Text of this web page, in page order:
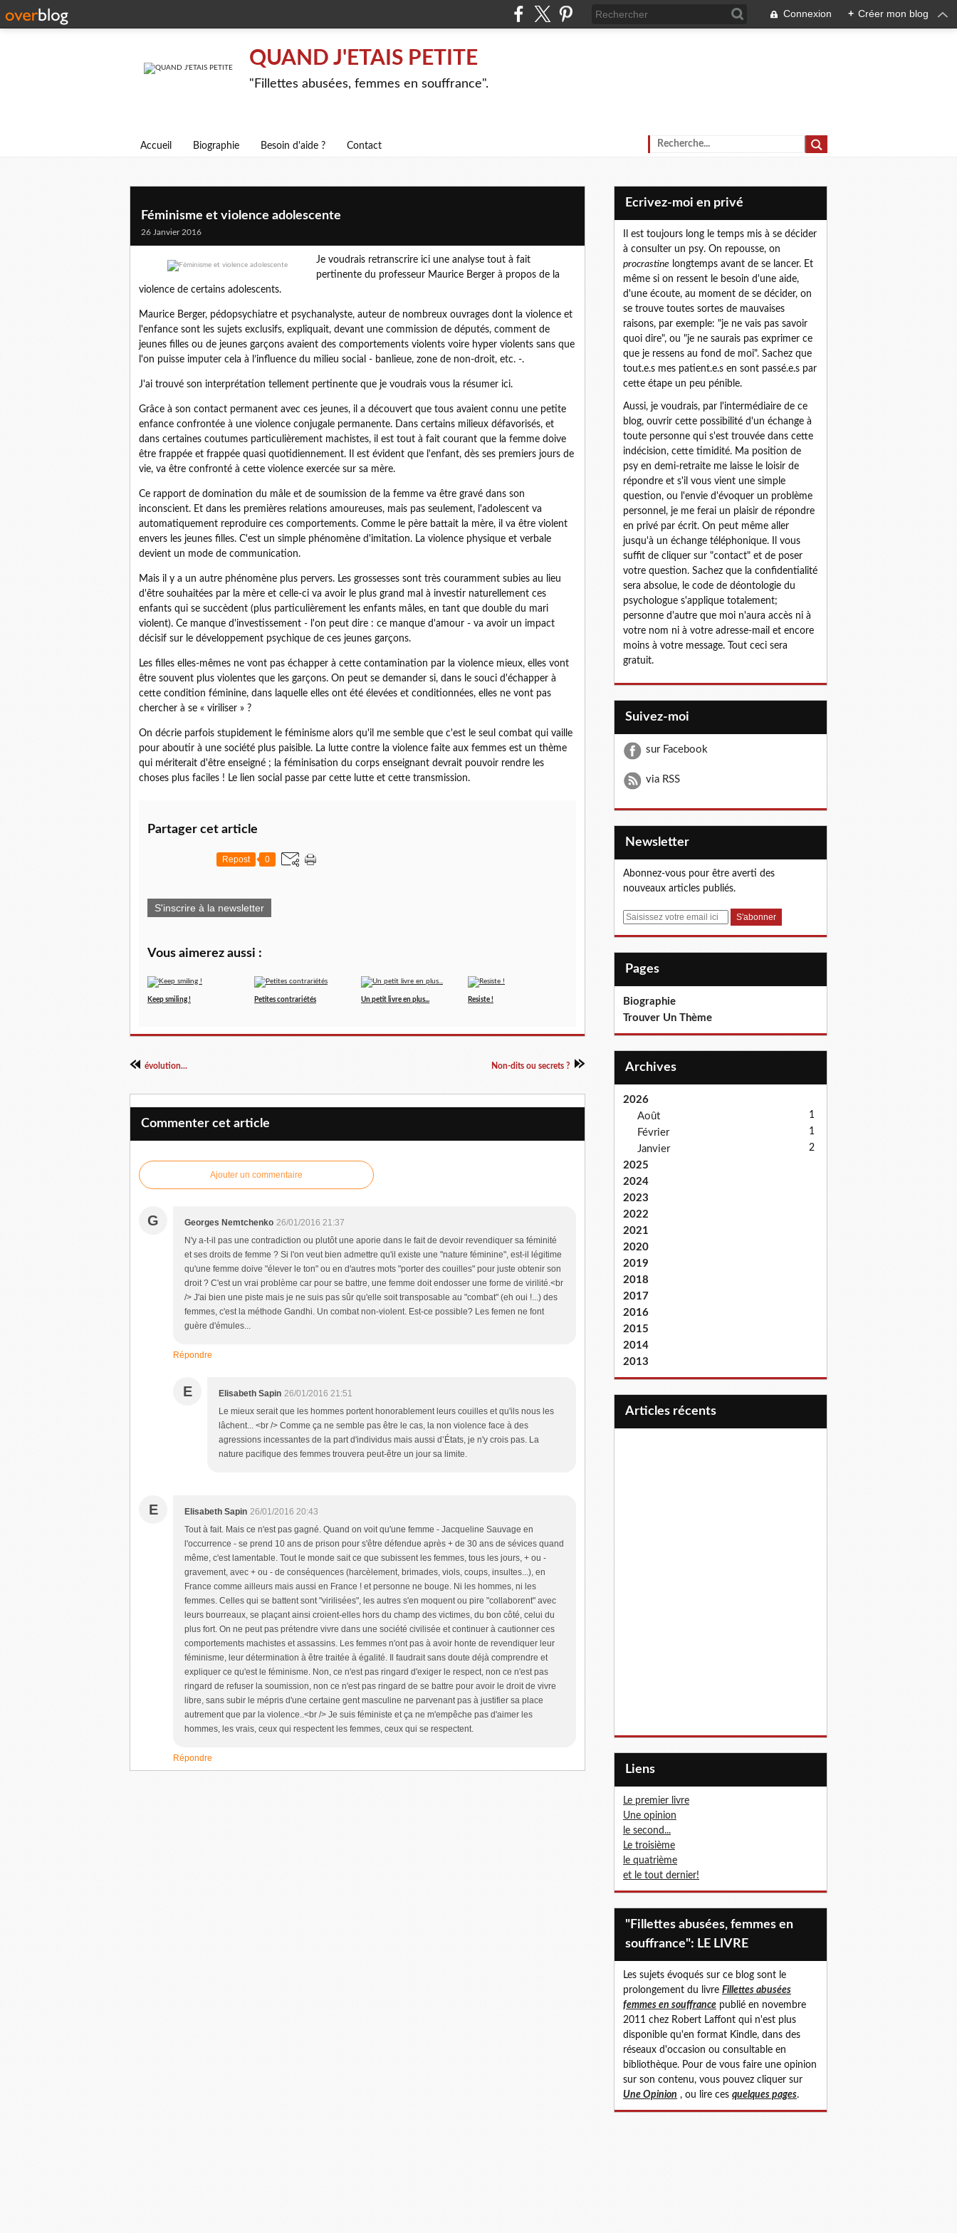
Connexion + Créer mon blog
QUAND J'ETAIS PETITE
"Fillettes abusées, femmes en souffrance".
Accueil Biographie Besoin d'aide ? Contact
Féminisme et violence adolescente
26 Janvier 2016
Je voudrais retranscrire ici une analyse tout à fait
pertinente du professeur Maurice Berger à propos de la
violence de certains adolescents.
Maurice Berger, pédopsychiatre et psychanalyste, auteur de nombreux ouvrages dont la violence et
l'enfance sont les sujets exclusifs, expliquait, devant une commission de députés, comment de
jeunes filles ou de jeunes garçons avaient des comportements violents voire hyper violents sans que
l'on puisse imputer cela à l’influence du milieu social - banlieue, zone de non-droit, etc. -.
J'ai trouvé son interprétation tellement pertinente que je voudrais vous la résumer ici.
Grâce à son contact permanent avec ces jeunes, il a découvert que tous avaient connu une petite
enfance confrontée à une violence conjugale permanente. Dans certains milieux défavorisés, et
dans certaines coutumes particulièrement machistes, il est tout à fait courant que la femme doive
être frappée et frappée quasi quotidiennement. Il est évident que l'enfant, dès ses premiers jours de
vie, va être confronté à cette violence exercée sur sa mère.
Ce rapport de domination du mâle et de soumission de la femme va être gravé dans son
inconscient. Et dans les premières relations amoureuses, mais pas seulement, l'adolescent va
automatiquement reproduire ces comportements. Comme le père battait la mère, il va être violent
envers les jeunes filles. C'est un simple phénomène d'imitation. La violence physique et verbale
devient un mode de communication.
Mais il y a un autre phénomène plus pervers. Les grossesses sont très couramment subies au lieu
d'être souhaitées par la mère et celle-ci va avoir le plus grand mal à investir naturellement ces
enfants qui se succèdent (plus particulièrement les enfants mâles, en tant que double du mari
violent). Ce manque d'investissement - l'on peut dire : ce manque d'amour - va avoir un impact
décisif sur le développement psychique de ces jeunes garçons.
Les filles elles-mêmes ne vont pas échapper à cette contamination par la violence mieux, elles vont
être souvent plus violentes que les garçons. On peut se demander si, dans le souci d'échapper à
cette condition féminine, dans laquelle elles ont été élevées et conditionnées, elles ne vont pas
chercher à se « viriliser » ?
On décrie parfois stupidement le féminisme alors qu'il me semble que c'est le seul combat qui vaille
pour aboutir à une société plus paisible. La lutte contre la violence faite aux femmes est un thème
qui mériterait d'être enseigné ; la féminisation du corps enseignant devrait pouvoir rendre les
choses plus faciles ! Le lien social passe par cette lutte et cette transmission.
Partager cet article
Repost 0
S'inscrire à la newsletter
Vous aimerez aussi :
Keep smiling ! Petites contrariétés Un petit livre en plus... Resiste !
évolution... Non-dits ou secrets ?
Commenter cet article
Ajouter un commentaire
G Georges Nemtchenko 26/01/2016 21:37
N'y a-t-il pas une contradiction ou plutôt une aporie dans le fait de devoir revendiquer sa féminité
et ses droits de femme ? Si l'on veut bien admettre qu'il existe une "nature féminine", est-il légitime
qu'une femme doive "élever le ton" ou en d'autres mots "porter des couilles" pour juste obtenir son
droit ? C'est un vrai problème car pour se battre, une femme doit endosser une forme de virilité.<br
/> J'ai bien une piste mais je ne suis pas sûr qu'elle soit transposable au "combat" (eh oui !...) des
femmes, c'est la méthode Gandhi. Un combat non-violent. Est-ce possible? Les femen ne font
guère d'émules...
Répondre
E Elisabeth Sapin 26/01/2016 21:51
Le mieux serait que les hommes portent honorablement leurs couilles et qu'ils nous les
lâchent... <br /> Comme ça ne semble pas être le cas, la non violence face à des
agressions incessantes de la part d'individus mais aussi d’États, je n'y crois pas. La
nature pacifique des femmes trouvera peut-être un jour sa limite.
E Elisabeth Sapin 26/01/2016 20:43
Tout à fait. Mais ce n'est pas gagné. Quand on voit qu'une femme - Jacqueline Sauvage en
l'occurrence - se prend 10 ans de prison pour s'être défendue après + de 30 ans de sévices quand
même, c'est lamentable. Tout le monde sait ce que subissent les femmes, tous les jours, + ou -
gravement, avec + ou - de conséquences (harcèlement, brimades, viols, coups, insultes...), en
France comme ailleurs mais aussi en France ! et personne ne bouge. Ni les hommes, ni les
femmes. Celles qui se battent sont "virilisées", les autres s'en moquent ou pire "collaborent" avec
leurs bourreaux, se plaçant ainsi croient-elles hors du champ des victimes, du bon côté, celui du
plus fort. On ne peut pas prétendre vivre dans une société civilisée et continuer à cautionner ces
comportements machistes et assassins. Les femmes n'ont pas à avoir honte de revendiquer leur
féminisme, leur détermination à être traitée à égalité. Il faudrait sans doute déjà comprendre et
expliquer ce qu'est le féminisme. Non, ce n'est pas ringard d'exiger le respect, non ce n'est pas
ringard de refuser la soumission, non ce n'est pas ringard de se battre pour avoir le droit de vivre
libre, sans subir le mépris d'une certaine gent masculine ne parvenant pas à justifier sa place
autrement que par la violence..<br /> Je suis féministe et ça ne m'empêche pas d'aimer les
hommes, les vrais, ceux qui respectent les femmes, ceux qui se respectent.
Répondre
Ecrivez-moi en privé
Il est toujours long le temps mis à se décider
à consulter un psy. On repousse, on
procrastine longtemps avant de se lancer. Et
même si on ressent le besoin d'une aide,
d'une écoute, au moment de se décider, on
se trouve toutes sortes de mauvaises
raisons, par exemple: "je ne vais pas savoir
quoi dire", ou "je ne saurais pas exprimer ce
que je ressens au fond de moi". Sachez que
tout.e.s mes patient.e.s en sont passé.e.s par
cette étape un peu pénible.
Aussi, je voudrais, par l'intermédiaire de ce
blog, ouvrir cette possibilité d'un échange à
toute personne qui s'est trouvée dans cette
indécision, cette timidité. Ma position de
psy en demi-retraite me laisse le loisir de
répondre et s'il vous vient une simple
question, ou l'envie d'évoquer un problème
personnel, je me ferai un plaisir de répondre
en privé par écrit. On peut même aller
jusqu'à un échange téléphonique. Il vous
suffit de cliquer sur "contact" et de poser
votre question. Sachez que la confidentialité
sera absolue, le code de déontologie du
psychologue s'applique totalement;
personne d'autre que moi n'aura accès ni à
votre nom ni à votre adresse-mail et encore
moins à votre message. Tout ceci sera
gratuit.
Suivez-moi
sur Facebook
via RSS
Newsletter
Abonnez-vous pour être averti des
nouveaux articles publiés.
E
Pages
Biographie
Trouver Un Thème
Archives
2026
Août
1
Février 1
Janvier 2
2025
2024
2023
2022
2021
2020
2019
2018
2017
2016
2015
2014
2013
articles récents
Liens
Le premier livre
Une opinion
le second...
Le troisième
le quatrième
et le tout dernier!
"Fillettes abusées, femmes en
souffrance": LE LIVRE
Les sujets évoqués sur ce blog sont le
prolongement du livre Fillettes abusées
femmes en souffrance publié en novembre
2011 chez Robert Laffont qui n'est plus
disponible qu'en format Kindle, dans des
réseaux d'occasion ou consultable en
bibliothèque. Pour de vous faire une opinion
sur son contenu, vous pouvez cliquer sur
Une Opinion , ou lire ces quelques pages.